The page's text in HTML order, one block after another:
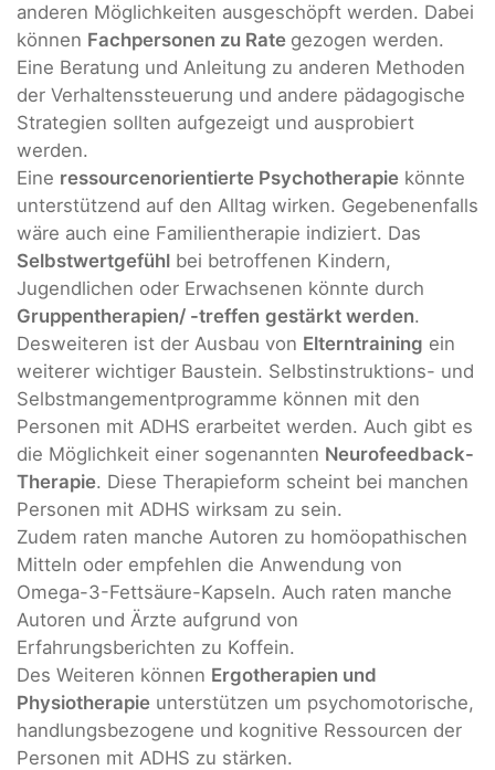
anderen Möglichkeiten ausgeschöpft werden. Dabei
können Fachpersonen zu Rate gezogen werden.
Eine Beratung und Anleitung zu anderen Methoden
der Verhaltenssteuerung und andere pädagogische
Strategien sollten aufgezeigt und ausprobiert
werden.
Eine ressourcenorientierte Psychotherapie könnte
unterstützend auf den Alltag wirken. Gegebenenfalls
wäre auch eine Familientherapie indiziert. Das
Selbstwertgefühl bei betroffenen Kindern,
Jugendlichen oder Erwachsenen könnte durch
Gruppentherapien/ -treffen gestärkt werden.
Desweiteren ist der Ausbau von Elterntraining ein
weiterer wichtiger Baustein. Selbstinstruktions- und
Selbstmangementprogramme können mit den
Personen mit ADHS erarbeitet werden. Auch gibt es
die Möglichkeit einer sogenannten Neurofeedback-
Therapie. Diese Therapieform scheint bei manchen
Personen mit ADHS wirksam zu sein.
Zudem raten manche Autoren zu homöopathischen
Mitteln oder empfehlen die Anwendung von
Omega-3-Fettsäure-Kapseln. Auch raten manche
Autoren und Ärzte aufgrund von
Erfahrungsberichten zu Koffein.
Des Weiteren können Ergotherapien und
Physiotherapie unterstützen um psychomotorische,
handlungsbezogene und kognitive Ressourcen der
Personen mit ADHS zu stärken.